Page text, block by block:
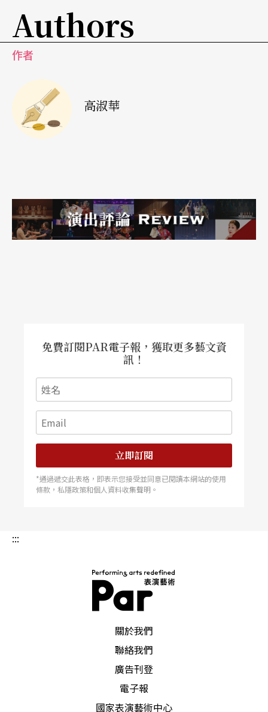
Authors
作者
高淑華
免費訂閱PAR電子報，獲取更多藝文資
訊！
立即訂閱
*通過遞交此表格，即表示您接受並同意已閱讀本網站的使用
條款，私隱政策和個人資料收集聲明。
:::
關於我們
聯絡我們
廣告刊登
電子報
國家表演藝術中心